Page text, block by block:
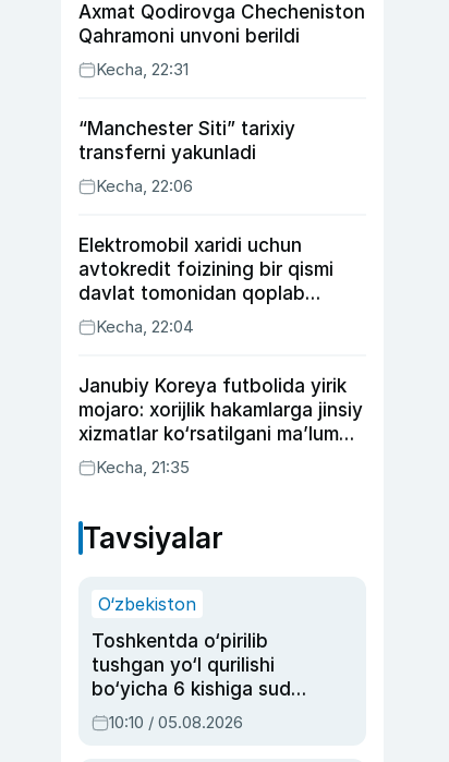
Axmat Qodirovga Checheniston
Qahramoni unvoni berildi
Kecha, 22:31
“Manchester Siti” tarixiy
transferni yakunladi
Kecha, 22:06
Elektromobil xaridi uchun
avtokredit foizining bir qismi
davlat tomonidan qoplab
berilishi mumkin
Kecha, 22:04
Janubiy Koreya futbolida yirik
mojaro: xorijlik hakamlarga jinsiy
xizmatlar ko‘rsatilgani ma’lum
qilindi
Kecha, 21:35
Tavsiyalar
O‘zbekiston
Toshkentda o‘pirilib
tushgan yo‘l qurilishi
bo‘yicha 6 kishiga sud
hukmi o‘qildi
10:10 / 05.08.2026